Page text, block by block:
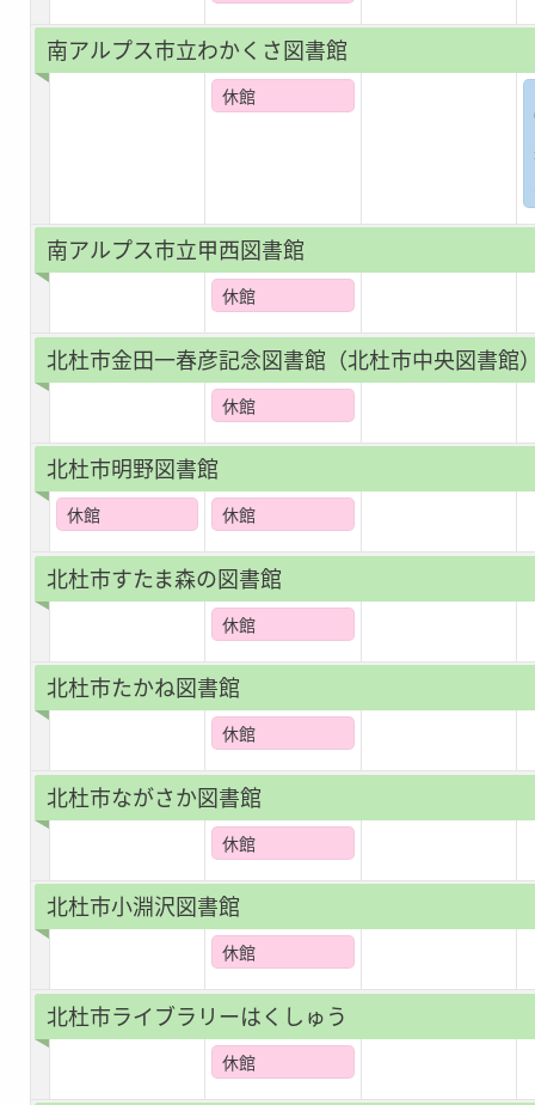
南アルプス市立わかくさ図書館
休館
南アルプス市立甲西図書館
休館
北杜市金田一春彦記念図書館（北杜市中央図書館
休館
北杜市明野図書館
休館 休館
北杜市すたま森の図書館
休館
北杜市たかね図書館
休館
北杜市ながさか図書館
休館
北杜市小淵沢図書館
休館
北杜市ライブラリーはくしゅう
休館